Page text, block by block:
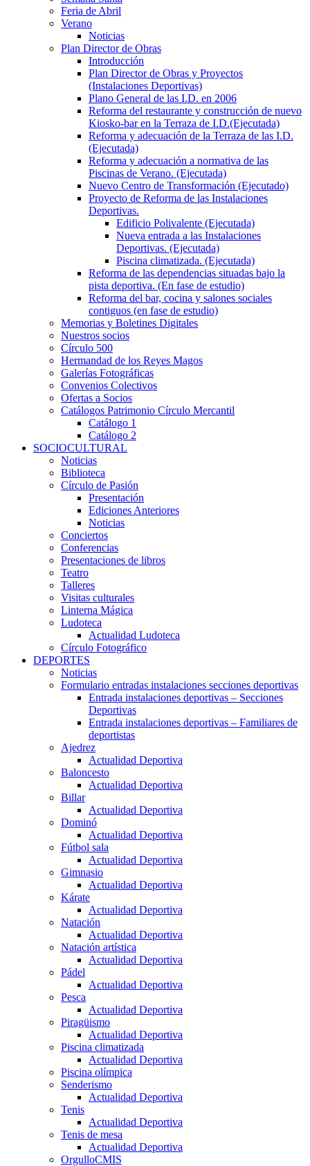
Feria de Abril
Verano
Noticias
Plan Director de Obras
Introducción
Plan Director de Obras y Proyectos
(Instalaciones Deportivas)
Plano General de las I.D. en 2006
Reforma del restaurante y construcción de nuevo
Kiosko-bar en la Terraza de I.D.(Ejecutada)
Reforma y adecuación de la Terraza de las I.D.
(Ejecutada)
Reforma y adecuación a normativa de las
Piscinas de Verano. (Ejecutada)
Nuevo Centro de Transformación (Ejecutado)
Proyecto de Reforma de las Instalaciones
Deportivas.
Edificio Polivalente (Ejecutada)
Nueva entrada a las Instalaciones
Deportivas. (Ejecutada)
Piscina climatizada. (Ejecutada)
Reforma de las dependencias situadas bajo la
pista deportiva. (En fase de estudio)
Reforma del bar, cocina y salones sociales
contiguos (en fase de estudio)
Memorias y Boletines Digitales
Nuestros socios
Círculo 500
Hermandad de los Reyes Magos
Galerías Fotográficas
Convenios Colectivos
Ofertas a Socios
Catálogos Patrimonio Círculo Mercantil
Catálogo 1
Catálogo 2
SOCIOCULTURAL
Noticias
Biblioteca
Círculo de Pasión
Presentación
Ediciones Anteriores
Noticias
Conciertos
Conferencias
Presentaciones de libros
Teatro
Talleres
Visitas culturales
Linterna Mágica
Ludoteca
Actualidad Ludoteca
Círculo Fotográfico
DEPORTES
Noticias
Formulario entradas instalaciones secciones deportivas
Entrada instalaciones deportivas – Secciones
Deportivas
Entrada instalaciones deportivas – Familiares de
deportistas
Ajedrez
Actualidad Deportiva
Baloncesto
Actualidad Deportiva
Billar
Actualidad Deportiva
Dominó
Actualidad Deportiva
Fútbol sala
Actualidad Deportiva
Gimnasio
Actualidad Deportiva
Kárate
Actualidad Deportiva
Natación
Actualidad Deportiva
Natación artística
Actualidad Deportiva
Pádel
Actualidad Deportiva
Pesca
Actualidad Deportiva
Piragüismo
Actualidad Deportiva
Piscina climatizada
Actualidad Deportiva
Piscina olímpica
Senderismo
Actualidad Deportiva
Tenis
Actualidad Deportiva
Tenis de mesa
Actualidad Deportiva
OrgulloCMIS